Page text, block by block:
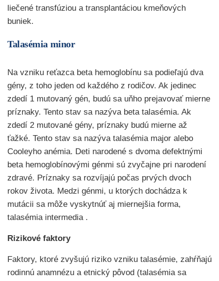
liečené transfúziou a transplantáciou kmeňových
buniek.
Talasémia minor
Na vzniku reťazca beta hemoglobínu sa podieľajú dva
gény, z toho jeden od každého z rodičov. Ak jedinec
zdedí 1 mutovaný gén, budú sa uňho prejavovať mierne
príznaky. Tento stav sa nazýva beta talasémia. Ak
zdedí 2 mutované gény, príznaky budú mierne až
ťažké. Tento stav sa nazýva talasémia major alebo
Cooleyho anémia. Deti narodené s dvoma defektnými
beta hemoglobínovými génmi sú zvyčajne pri narodení
zdravé. Príznaky sa rozvíjajú počas prvých dvoch
rokov života. Medzi génmi, u ktorých dochádza k
mutácii sa môže vyskytnúť aj miernejšia forma,
talasémia intermedia .
Rizikové faktory
Faktory, ktoré zvyšujú riziko vzniku talasémie, zahŕňajú
rodinnú anamnézu a etnický pôvod (talasémia sa